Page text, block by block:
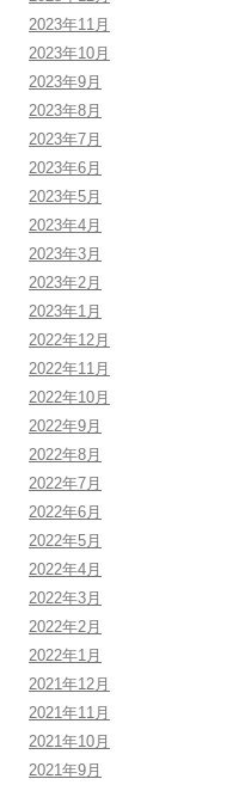
2023年11月
2023年10月
2023年9月
2023年8月
2023年7月
2023年6月
2023年5月
2023年4月
2023年3月
2023年2月
2023年1月
2022年12月
2022年11月
2022年10月
2022年9月
2022年8月
2022年7月
2022年6月
2022年5月
2022年4月
2022年3月
2022年2月
2022年1月
2021年12月
2021年11月
2021年10月
2021年9月